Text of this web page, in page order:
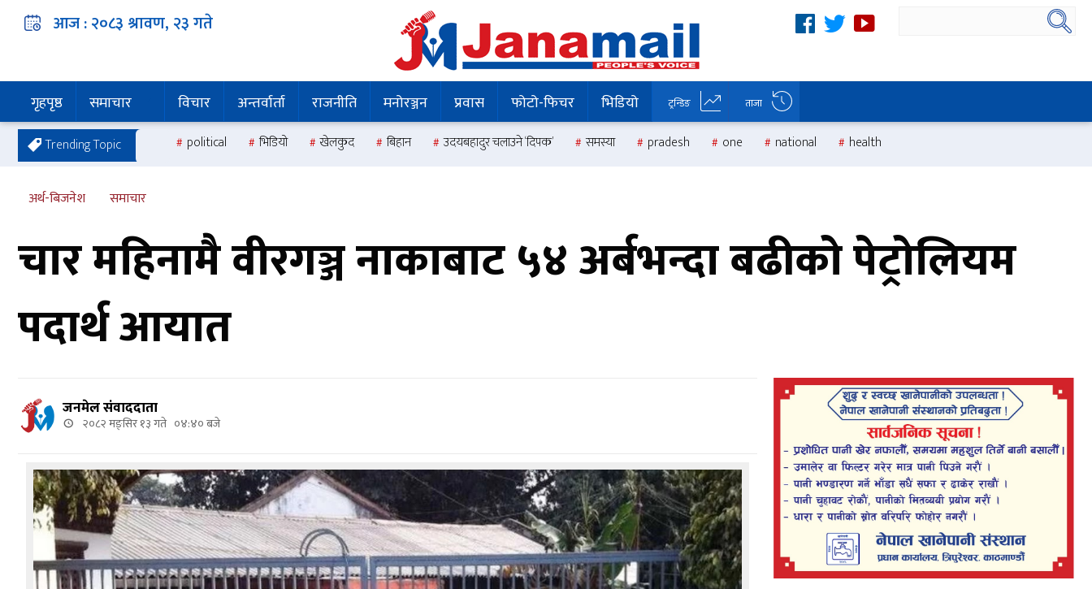
आज :२०८३ श्रावण, २३गते
गृहपृष्ठ समाचार विचार अन्तर्वार्ता राजनीति मनोरञ्जन प्रवास फोटो-फिचर भिडियो ट्रन्डिङ ताजा
Trending Topic political भिडियो खेलकुद बिहान उदयबहादुर चलाउने ‘दिपक’ समस्या pradesh one national health
अर्थ-बिजनेश समाचार
चार महिनामै वीरगञ्ज नाकाबाट ५४ अर्बभन्दा बढीको पेट्रोलियम
पदार्थ आयात
जनमेल संवाददाता
२०८२ मङ्सिर १३ गते ०४:४० बजे